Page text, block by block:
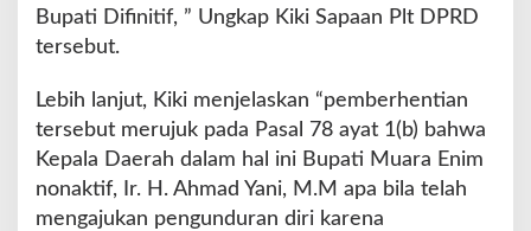
Bupati Difinitif, ” Ungkap Kiki Sapaan Plt DPRD
tersebut.
Lebih lanjut, Kiki menjelaskan “pemberhentian
tersebut merujuk pada Pasal 78 ayat 1(b) bahwa
Kepala Daerah dalam hal ini Bupati Muara Enim
nonaktif, Ir. H. Ahmad Yani, M.M apa bila telah
mengajukan pengunduran diri karena